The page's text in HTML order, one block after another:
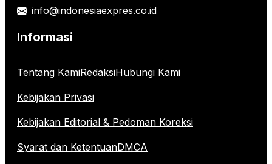
info@indonesiaexpres.co.id
Informasi
Tentang KamiRedaksiHubungi Kami
Kebijakan Privasi
Kebijakan Editorial & Pedoman Koreksi
Syarat dan KetentuanDMCA